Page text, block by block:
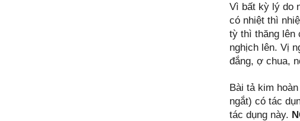
Vì bất kỳ lý do
có nhiệt thì
tỳ thì thăng lên
nghịch lên. Vị
đắng, ợ chua,
Bài tả kim
ngắt) có tác
tác dụng này.